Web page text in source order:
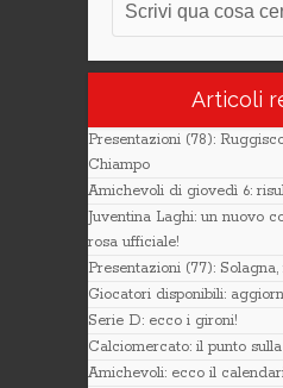
Articoli
Presentazioni (78):
Chiampo
Amichevoli di giovedì 6:
Juventina Laghi: un nuovo
rosa ufficiale!
Presentazioni (77):
Giocatori disponibili:
Serie D: ecco i gironi!
Calciomercato: il punto
Amichevoli: ecco il